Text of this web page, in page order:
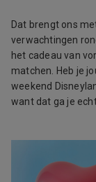
Dat brengt ons
verwachtingen
het cadeau van
matchen. Heb je
weekend
want dat ga je